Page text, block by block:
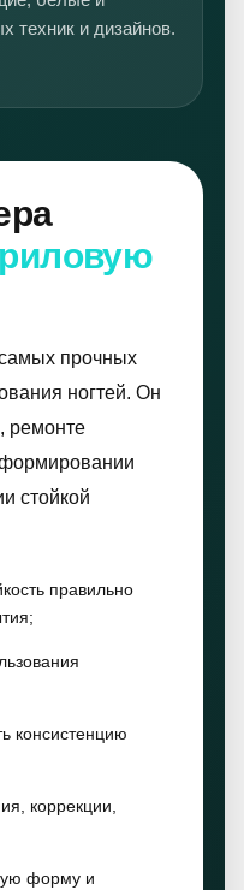
техник и дизайнов.
прочных
ногтей. Он
ремонте
стойкой
правильно
консистенцию
коррекции,
форму и